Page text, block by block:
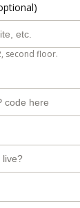
second floor.